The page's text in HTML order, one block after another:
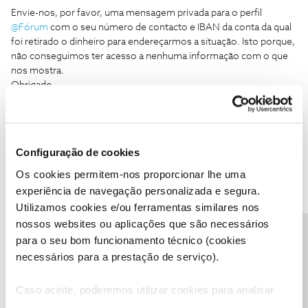
Configuração de cookies
Os cookies permitem-nos proporcionar lhe uma
experiência de navegação personalizada e segura.
Utilizamos cookies e/ou ferramentas similares nos
nossos websites ou aplicações que são necessários
para o seu bom funcionamento técnico (cookies
necessários para a prestação de serviço).
Caso aceite, poderemos utilizar cookies para analisar
Envie-nos, por favor, uma mensagem privada para o perfil
@Fórum com o seu número de contacto e IBAN da conta da qual
foi retirado o dinheiro para endereçarmos a situação. Isto porque,
não conseguimos ter acesso a nenhuma informação com o que
nos mostra.
Obrigado,
Pedro123h AUTOR Forum|Forum|1 year ago
Ta bem on